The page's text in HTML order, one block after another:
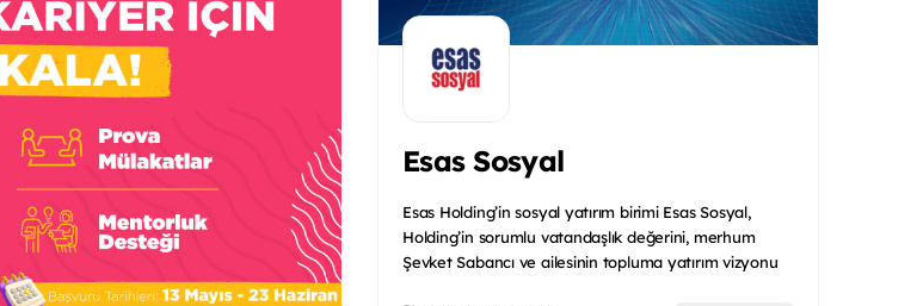
Esas Sosyal
Esas Holding’in sosyal yatırım birimi Esas Sosyal,
Holding’in sorumlu vatandaşlık değerini, merhum
Şevket Sabancı ve ailesinin topluma yatırım vizyonu